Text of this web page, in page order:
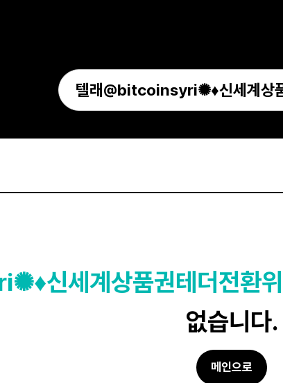
신세계상품권테더전환위
없습니다.
메인으로